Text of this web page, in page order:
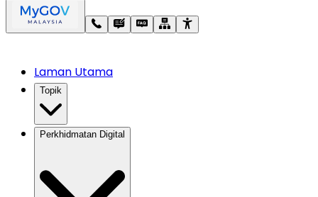
Laman Utama
Topik
Perkhidmatan Digital